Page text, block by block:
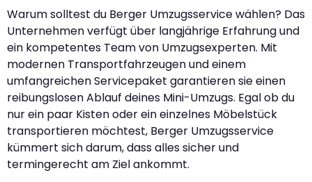
Warum solltest du Berger Umzugsservice wählen? Das
Unternehmen verfügt über langjährige Erfahrung und
ein kompetentes Team von Umzugsexperten. Mit
modernen Transportfahrzeugen und einem
umfangreichen Servicepaket garantieren sie einen
reibungslosen Ablauf deines Mini-Umzugs. Egal ob du
nur ein paar Kisten oder ein einzelnes Möbelstück
transportieren möchtest, Berger Umzugsservice
kümmert sich darum, dass alles sicher und
termingerecht am Ziel ankommt.